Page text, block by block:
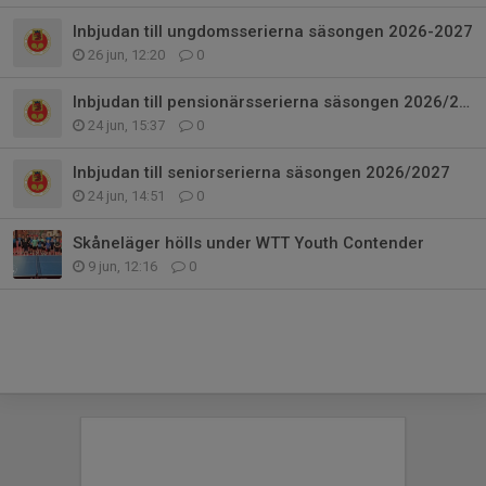
Inbjudan till ungdomsserierna säsongen 2026-2027
26 jun, 12:20 0
Inbjudan till pensionärsserierna säsongen 2026/2027
24 jun, 15:37 0
Inbjudan till seniorserierna säsongen 2026/2027
24 jun, 14:51 0
Skåneläger hölls under WTT Youth Contender
9 jun, 12:16 0